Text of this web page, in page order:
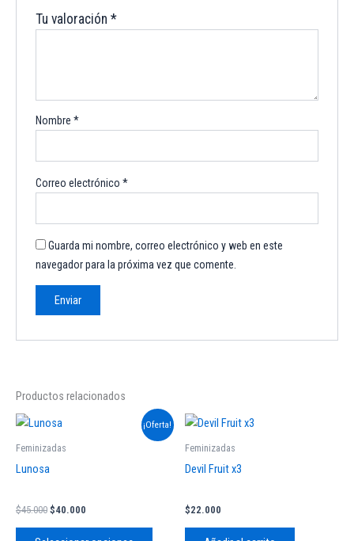
Tu valoración*
Nombre*
Correo electrónico*
Guarda mi nombre, correo electrónico y web en este
navegador para la próxima vez que comente.
Productos relacionados
¡Oferta!
Feminizadas
Lunosa
$45.000
El
original
$45.000.
$40.000
Este
productoFeminizadas
Devil Fruit x3
$22.000